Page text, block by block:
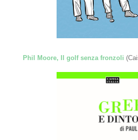
Phil Moore, Il golf senza fronzoli